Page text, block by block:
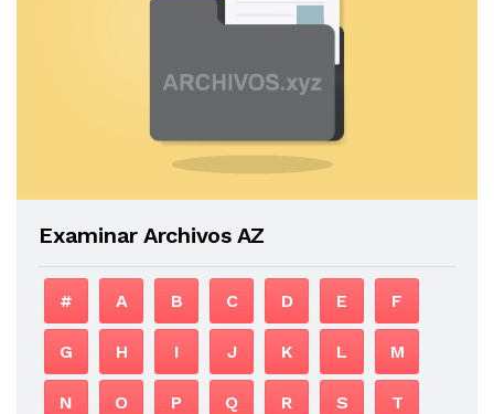
Examinar Archivos AZ
# A B C D E F
G H I J K L M
N O P Q R S T